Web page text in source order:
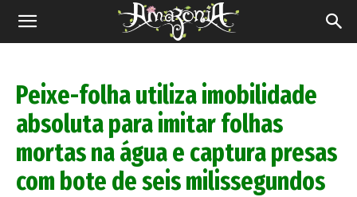
Revista
Peixe-folha utiliza imobilidade
absoluta para imitar folhas
mortas na água e captura presas
com bote de seis milissegundos